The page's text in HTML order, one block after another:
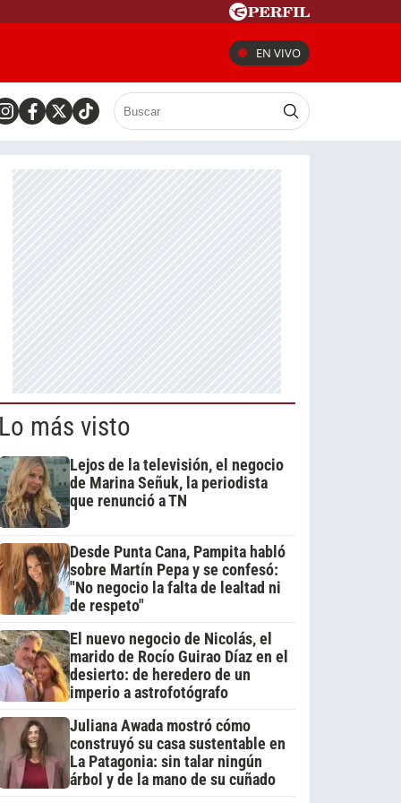
EN VIVO
más visto
Lejos de la televisión, el negocio
de Marina Señuk, la periodista
que renunció a TN
Desde Punta Cana, Pampita habló
sobre Martín Pepa y se confesó:
"No negocio la falta de lealtad ni
de respeto"
El nuevo negocio de Nicolás, el
marido de Rocío Guirao Díaz en el
desierto: de heredero de un
imperio a astrofotógrafo
Juliana Awada mostró cómo
construyó su casa sustentable en
La Patagonia: sin talar ningún
árbol y de la mano de su cuñado